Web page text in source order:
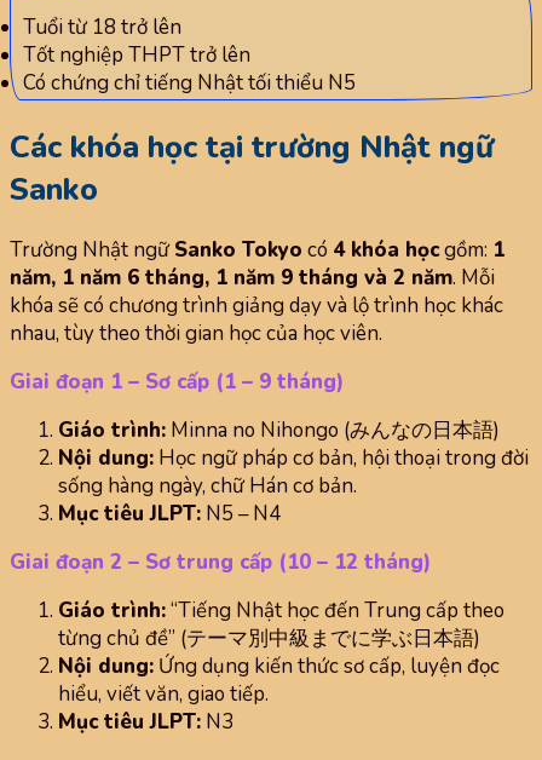
Tuổi từ 18 trở lên
Tốt nghiệp THPT trở lên
Có chứng chỉ tiếng Nhật tối thiểu N5
Các khóa học tại trường Nhật ngữ
Sanko
Trường Nhật ngữSanko Tokyo có 4 khóa họcgồm: 1
năm, 1 năm 6 tháng, 1 năm 9 tháng và 2 năm. Mỗi
khóa sẽ có chương trình giảng dạy và lộ trình học khác
nhau, tùy theo thời gian học của học viên.
Giai đoạn 1 – Sơ cấp (1 – 9 tháng)
Giáo trình: Minna no Nihongo (みんなの日本語)
Nội dung: Học ngữ pháp cơ bản, hội thoại trong đời
sống hàng ngày, chữ Hán cơ bản.
Mục tiêu JLPT: N5 – N4
Giai đoạn 2 – Sơ trung cấp (10 – 12 tháng)
Giáo trình:“Tiếng Nhật học đến Trung cấp theo
từng chủ đề” (テーマ別中級までに学ぶ日本語)
Nội dung: Ứng dụng kiến thức sơ cấp, luyện đọc
hiểu, viết văn, giao tiếp.
Mục tiêu JLPT: N3